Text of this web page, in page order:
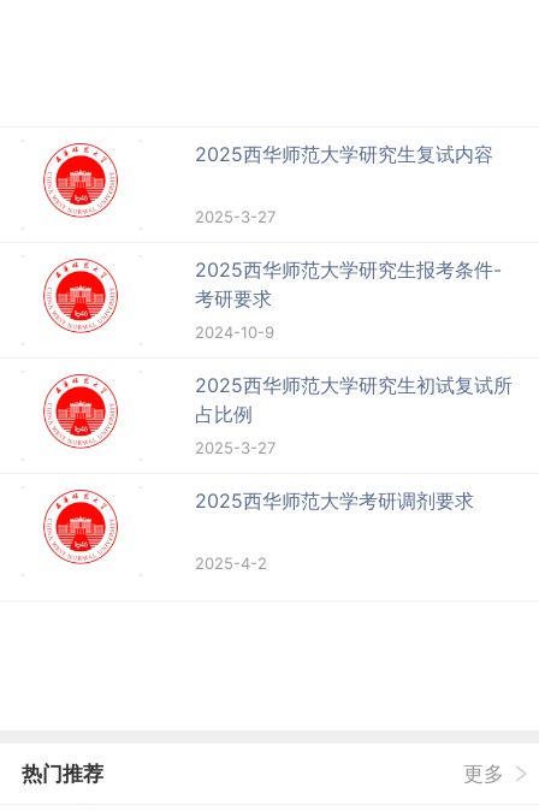
2025西华师范大学研究生复试内容
2025-3-27
2025西华师范大学研究生报考条件-
考研要求
2024-10-9
2025西华师范大学研究生初试复试所
占比例
2025-3-27
2025西华师范大学考研调剂要求
2025-4-2
热门推荐 更多